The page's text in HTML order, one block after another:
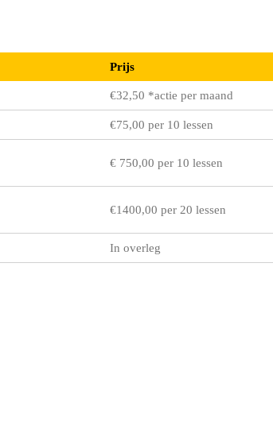
Prijs
€32,50 *actie per maand
€75,00 per 10 lessen
€ 750,00 per 10 lessen
€1400,00 per 20 lessen
In overleg